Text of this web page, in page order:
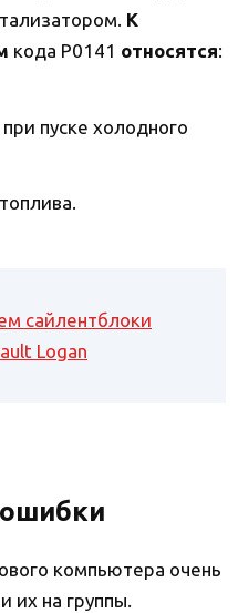
К
кода P0141 относятся:
пуске холодного
сайлентблоки
Logan
компьютера очень
их на группы.